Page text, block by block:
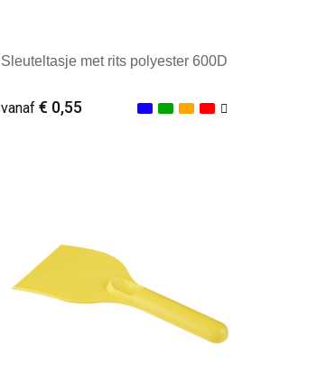
Sleuteltasje met rits polyester 600D
vanaf € 0,55